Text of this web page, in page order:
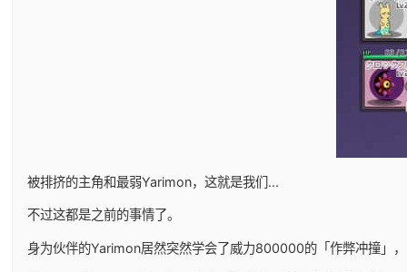
被排挤的主角和最弱Yarimon，这就是我们...
不过这都是之前的事情了。
身为伙伴的Yarimon居然突然学会了威力800000的「作弊冲撞」，